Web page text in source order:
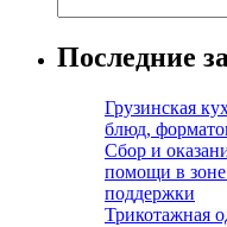
Последние
Грузинская
блюд,
Сбор и
помощи в зоне
поддержки
Трикотажная